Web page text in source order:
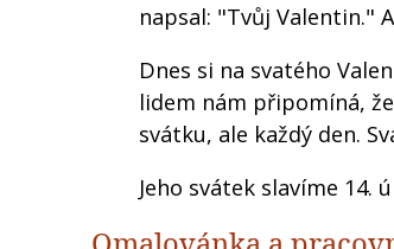
napsal: "Tvůj Valentin."
Dnes si na svatého
lidem nám připomíná,
svátku, ale každý den.
Jeho svátek slavíme 14.